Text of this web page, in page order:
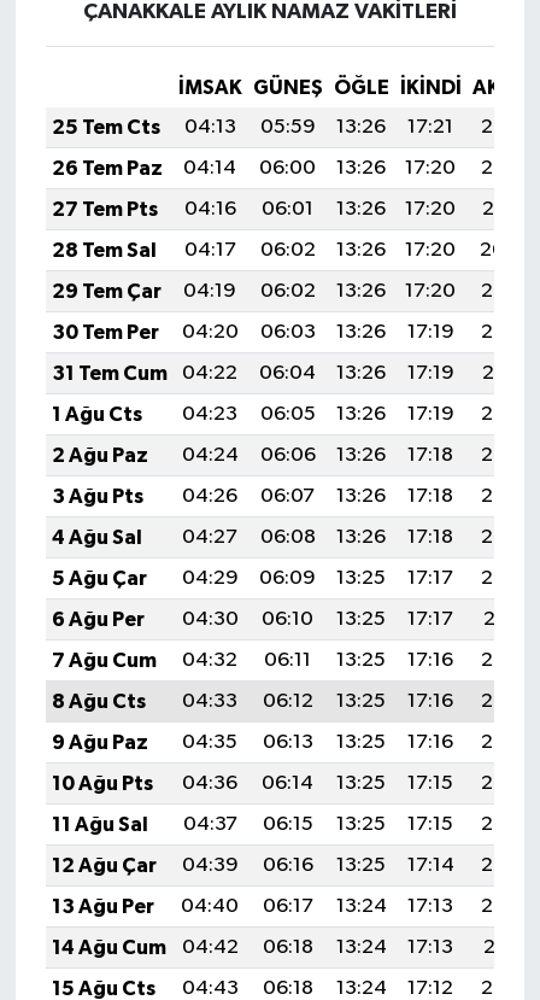
ÇANAKKALE AYLIK NAMAZ VAKITLERI
İMSAK GÜNEŞ ÖĞLE İKINDI
25 Tem Cts
04:13 05:59 13:26 17:21
20:43
26 Tem Paz
04:14 06:00 13:26 17:20
20:42
27 Tem Pts
04:16 06:01 13:26 17:20
20:41
28 Tem Sal
04:17 06:02 13:26 17:20
20:40
29 Tem Çar
04:19 06:02 13:26 17:20
20:39
30 Tem Per
04:20 06:03 13:26 17:19
20:38
31 Tem Cum
04:22 06:04 13:26 17:19
20:37
1 Ağu Cts
04:23 06:05 13:26 17:19
20:36
2 Ağu Paz
04:24 06:06 13:26 17:18
20:35
3 Ağu Pts
04:26 06:07 13:26 17:18
20:34
4 Ağu Sal
04:27 06:08 13:26 17:18
20:33
5 Ağu Çar
04:29 06:09 13:25 17:17
20:32
6 Ağu Per
04:30 06:10 13:25 17:17
20:31
7 Ağu Cum
04:32 06:11 13:25 17:16
20:30
8 Ağu Cts
04:33 06:12 13:25 17:16
20:29
9 Ağu Paz
04:35 06:13 13:25 17:16
20:27
10 Ağu Pts
04:36 06:14 13:25 17:15
20:26
11 Ağu Sal
04:37 06:15 13:25 17:15
20:25
12 Ağu Çar
04:39 06:16 13:25 17:14
20:24
13 Ağu Per
04:40 06:17 13:24 17:13
20:22
14 Ağu Cum
04:42 06:18 13:24 17:13
20:21
15 Ağu Cts
04:43 06:18 13:24 17:12
20:20